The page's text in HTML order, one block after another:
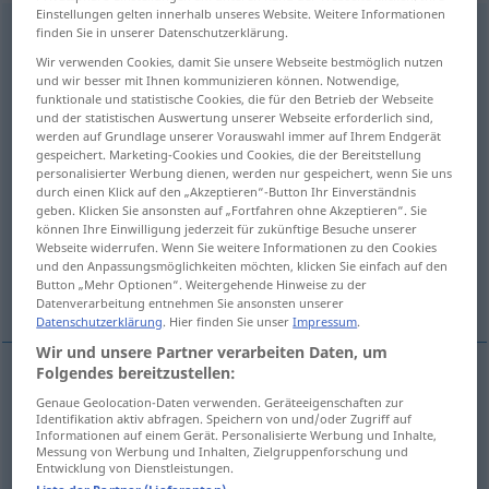
schmutzig adj
Übersicht aller Übersetzungen
(Für mehr Details die Übersetzung anklicken/antippen)
sale, malpropre, boueux, crasseux, crotté,
taché
ordurier, obscène, grivois
malhonnête, sordide
sale schmutzig(≈ unsauber)
malpropre schmutzig
Einstellungen gelten innerhalb unseres Website. Weitere Informationen
finden Sie in unserer Datenschutzerklärung.
Wir verwenden Cookies, damit Sie unsere Webseite bestmöglich nutzen
und wir besser mit Ihnen kommunizieren können. Notwendige,
funktionale und statistische Cookies, die für den Betrieb der Webseite
und der statistischen Auswertung unserer Webseite erforderlich sind,
werden auf Grundlage unserer Vorauswahl immer auf Ihrem Endgerät
gespeichert. Marketing-Cookies und Cookies, die der Bereitstellung
personalisierter Werbung dienen, werden nur gespeichert, wenn Sie uns
durch einen Klick auf den „Akzeptieren“-Button Ihr Einverständnis
geben. Klicken Sie ansonsten auf „Fortfahren ohne Akzeptieren“. Sie
können Ihre Einwilligung jederzeit für zukünftige Besuche unserer
Webseite widerrufen. Wenn Sie weitere Informationen zu den Cookies
und den Anpassungsmöglichkeiten möchten, klicken Sie einfach auf den
Button „Mehr Optionen“. Weitergehende Hinweise zu der
Datenverarbeitung entnehmen Sie ansonsten unserer
Datenschutzerklärung. Hier finden Sie unserImpressum.
Wir und unsere Partner verarbeiten Daten, um
Folgendes bereitzustellen:
Genaue Geolocation-Daten verwenden. Geräteeigenschaften zur
Identifikation aktiv abfragen. Speichern von und/oder Zugriff auf
Informationen auf einem Gerät. Personalisierte Werbung und Inhalte,
Messung von Werbung und Inhalten, Zielgruppenforschung und
Entwicklung von Dienstleistungen.